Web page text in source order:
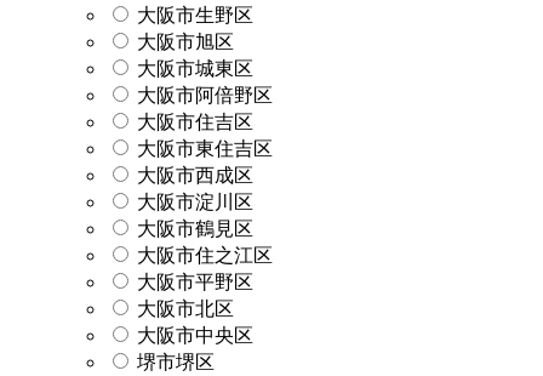
大阪市生野区
大阪市旭区
大阪市城東区
大阪市阿倍野区
大阪市住吉区
大阪市東住吉区
大阪市西成区
大阪市淀川区
大阪市鶴見区
大阪市住之江区
大阪市平野区
大阪市北区
大阪市中央区
堺市堺区